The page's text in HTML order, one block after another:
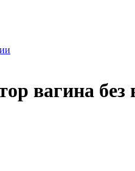
вагина без